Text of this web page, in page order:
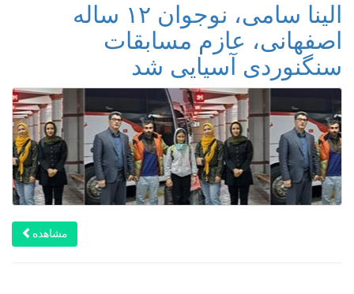
الینا سامی، نوجوان ۱۲ ساله
اصفهانی، عازم مسابقات
سنگنوردی آسیایی شد
مشاهده